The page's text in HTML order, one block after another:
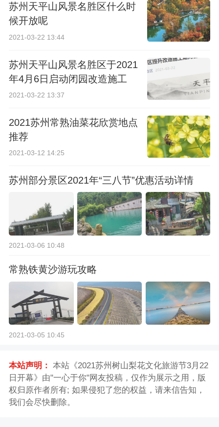
苏州天平山风景名胜区什么时
候开放呢
2021-03-22 13:44
苏州天平山风景名胜区于2021
年4月6日启动闭园改造施工
2021-03-22 13:37
2021苏州常熟油菜花欣赏地点
推荐
2021-03-12 14:25
苏州部分景区2021年“三八节”优惠活动详情
2021-03-06 10:48
常熟铁黄沙游玩攻略
2021-03-05 10:45
本站声明： 本站《2021苏州树山梨花文化旅游节3月22
日开幕》由"一心于你"网友投稿，仅作为展示之用，版
权归原作者所有; 如果侵犯了您的权益，请来信告知，
我们会尽快删除。